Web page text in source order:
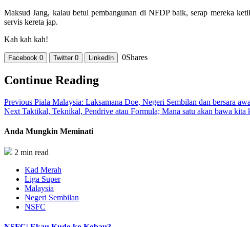
Maksud Jang, kalau betul pembangunan di NFDP baik, serap mereka
servis kereta jap.
Kah kah kah!
Facebook 0 Twitter 0 LinkedIn 0Shares
Continue Reading
Previous Piala Malaysia: Laksamana Doe, Negeri Sembilan dan bersara
Next Taktikal, Teknikal, Pendrive atau Formula; Mana satu akan bawa kita
Anda Mungkin Meminati
2 min read
Kad Merah
Liga Super
Malaysia
Negeri Sembilan
NSFC